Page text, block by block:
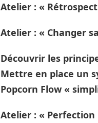
Atelier : «
Atelier : « Changer
Découvrir les
Mettre en place un
Popcorn Flow «
Atelier : « Perfection